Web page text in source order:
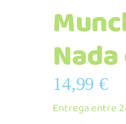
14,99€
Entrega entre